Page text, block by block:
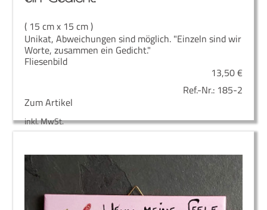
( 15 cm x 15 cm )
Unikat, Abweichungen sind möglich. "Einzeln sind wir
Worte, zusammen ein Gedicht."
Fliesenbild
13,50€
Ref.-Nr.: 185-2
Zum Artikel
inkl. MwSt.